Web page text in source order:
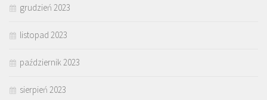
grudzień 2023
listopad 2023
październik 2023
sierpień 2023